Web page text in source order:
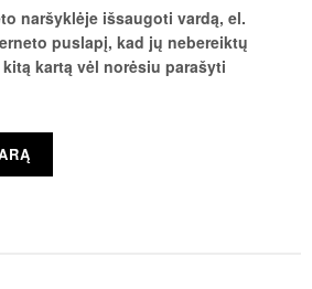
naršyklėje išsaugoti vardą, el.
puslapį, kad jų nebereiktų
kartą vėl norėsiu parašyti